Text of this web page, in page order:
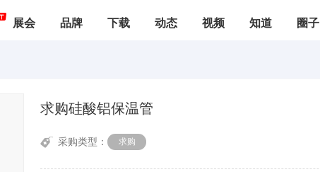
展会 品牌 下载 动态 视频 知道 圈子
求购硅酸铝保温管
采购类型： 求购